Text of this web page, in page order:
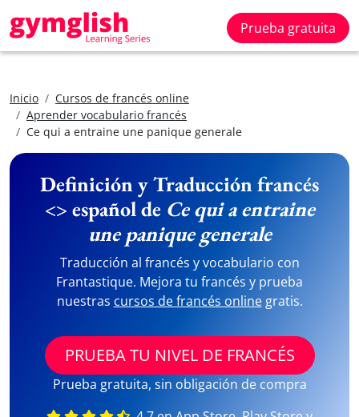
Prueba gratuita
Inicio
Cursos de francés online
Aprender vocabulario francés
Ce qui a entraine une panique generale
Definición y Traducción francés
<> español de Ce qui a entraine
une panique generale
Traducción al francés y vocabulario con
Frantastique. Mejora tu francés y prueba
nuestras cursos de francés onlinegratis.
PRUEBA TU NIVEL DE FRANCÉS
Prueba gratuita, sin obligación de compra